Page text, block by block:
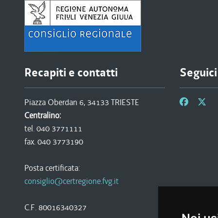
Recapiti e contatti
Piazza Oberdan 6, 34133 TRIESTE
Centralino:
tel. 040 3771111
fax. 040 3773190
Posta certificata:
consiglio@certregione.fvg.it
C.F. 80016340327